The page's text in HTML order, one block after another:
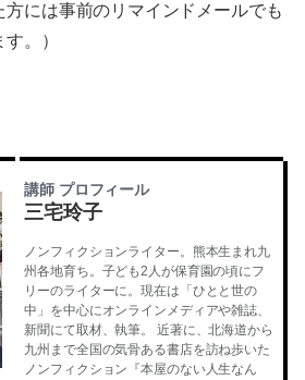
方には事前のリマインドメールでも
。）
講師 プロフィール
三宅玲子
ノンフィクションライター。熊本生まれ九
州各地育ち。子ども2人が保育園の頃にフ
リーのライターに。現在は「ひとと世の
中」を中心にオンラインメディアや雑誌、
新聞にて取材、執筆。 近著に、北海道から
九州まで全国の気骨ある書店を訪ね歩いた
ノンフィクション『本屋のない人生なん